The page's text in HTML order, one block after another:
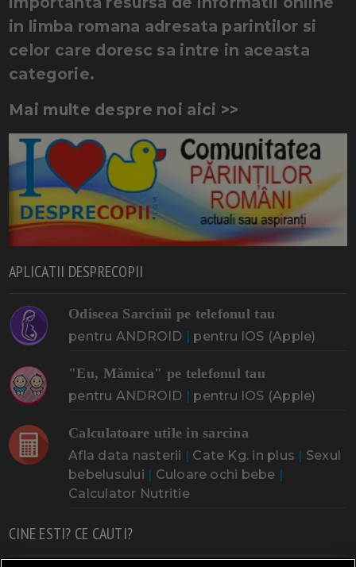
in limba romana adresata parintilor si
celor care doresc sa intre in aceasta
categorie.
Mai multe despre noi aici >>
APLICATII DESPRECOPII
Odiseea Sarcinii pe telefonul tau
pentru ANDROID | pentru IOS (Apple)
"Eu, Mămica" pe telefonul tau
pentru ANDROID | pentru IOS (Apple)
Calculatoare utile in sarcina
Afla data nasterii | Cate Kg. in plus | Sexul
bebelusului | Culoare ochi bebe |
Calculator Nutritie
CINE ESTI? CE CAUTI?